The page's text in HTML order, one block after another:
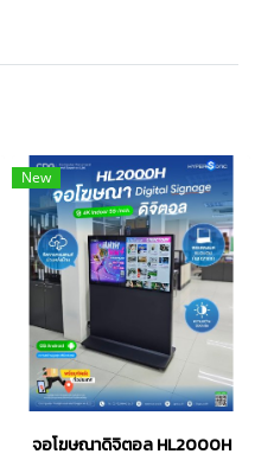
New
จอโฆษณาดิจิตอล HL2000H